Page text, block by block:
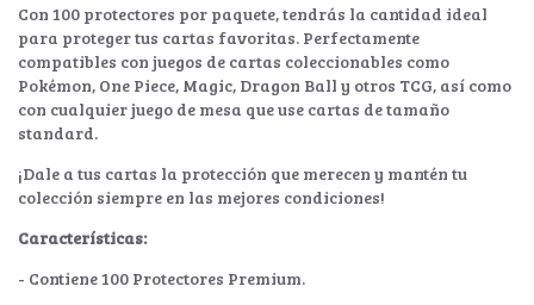
Con 100 protectores por paquete, tendrás la cantidad ideal
para proteger tus cartas favoritas. Perfectamente
compatibles con juegos de cartas coleccionables como
Pokémon, One Piece, Magic, Dragon Ball y otros TCG, así como
con cualquier juego de mesa que use cartas de tamaño
standard.
¡Dale a tus cartas la protección que merecen y mantén tu
colección siempre en las mejores condiciones!
Características:
- Contiene 100 Protectores Premium.